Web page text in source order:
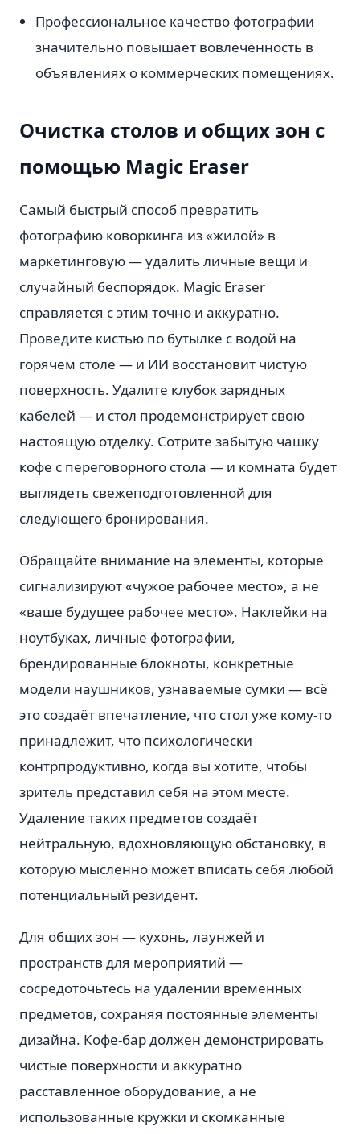
Профессиональное качество фотографии
значительно повышает вовлечённость в
объявлениях о коммерческих помещениях.
Очистка столов и общих зон с
помощью Magic Eraser
Самый быстрый способ превратить
фотографию коворкинга из «жилой» в
маркетинговую — удалить личные вещи и
случайный беспорядок. Magic Eraser
справляется с этим точно и аккуратно.
Проведите кистью по бутылке с водой на
горячем столе — и ИИ восстановит чистую
поверхность. Удалите клубок зарядных
кабелей — и стол продемонстрирует свою
настоящую отделку. Сотрите забытую чашку
кофе с переговорного стола — и комната будет
выглядеть свежеподготовленной для
следующего бронирования.
Обращайте внимание на элементы, которые
сигнализируют «чужое рабочее место», а не
«ваше будущее рабочее место». Наклейки на
ноутбуках, личные фотографии,
брендированные блокноты, конкретные
модели наушников, узнаваемые сумки — всё
это создаёт впечатление, что стол уже кому-то
принадлежит, что психологически
контрпродуктивно, когда вы хотите, чтобы
зритель представил себя на этом месте.
Удаление таких предметов создаёт
нейтральную, вдохновляющую обстановку, в
которую мысленно может вписать себя любой
потенциальный резидент.
Для общих зон — кухонь, лаунжей и
пространств для мероприятий —
сосредоточьтесь на удалении временных
предметов, сохраняя постоянные элементы
дизайна. Кофе-бар должен демонстрировать
чистые поверхности и аккуратно
расставленное оборудование, а не
использованные кружки и скомканные